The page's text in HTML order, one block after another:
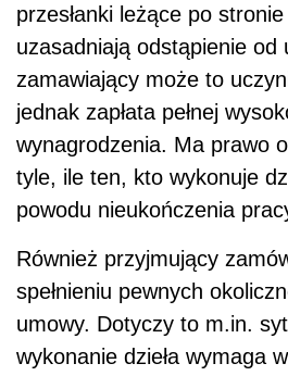
przesłanki leżące po
uzasadniają odstąpienie od
zamawiający może to
jednak zapłata pełnej
wynagrodzenia. Ma prawo
tyle, ile ten, kto wykonuje
powodu nieukończenia
Również przyjmujący
spełnieniu pewnych
umowy. Dotyczy to m.in.
wykonanie dzieła wymaga